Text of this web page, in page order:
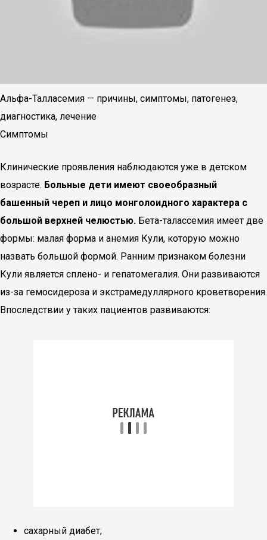
Альфа-Талласемия — причины, симптомы, патогенез,
диагностика, лечение
Симптомы
Клинические проявления наблюдаются уже в детском
возрасте. Больные дети имеют своеобразный
башенный череп и лицо монголоидного характера с
большой верхней челюстью. Бета-талассемия имеет две
формы: малая форма и анемия Кули, которую можно
назвать большой формой. Ранним признаком болезни
Кули является сплено- и гепатомегалия. Они развиваются
из-за гемосидероза и экстрамедуллярного кроветворения.
Впоследствии у таких пациентов развиваются:
сахарный диабет;